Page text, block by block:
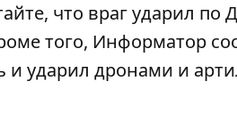
что враг ударил по
того, Информатор
и ударил дронами и